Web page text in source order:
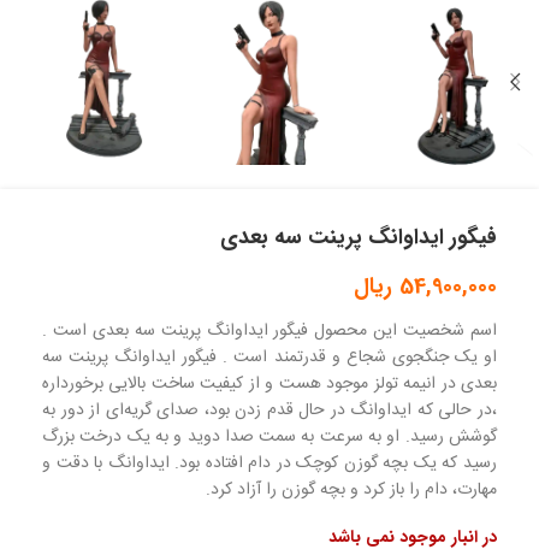
فیگور ایداوانگ پرینت سه بعدی
54,900,000 ریال
اسم شخصیت این محصول فیگور ایداوانگ پرینت سه بعدی است .
او یک جنگجوی شجاع و قدرتمند است . فیگور ایداوانگ پرینت سه
بعدی در انیمه تولز موجود هست و از کیفیت ساخت بالایی برخورداره
،در حالی که ایداوانگ در حال قدم زدن بود، صدای گریه‌ای از دور به
گوشش رسید. او به سرعت به سمت صدا دوید و به یک درخت بزرگ
رسید که یک بچه گوزن کوچک در دام افتاده بود. ایداوانگ با دقت و
مهارت، دام را باز کرد و بچه گوزن را آزاد کرد.
در انبار موجود نمی باشد